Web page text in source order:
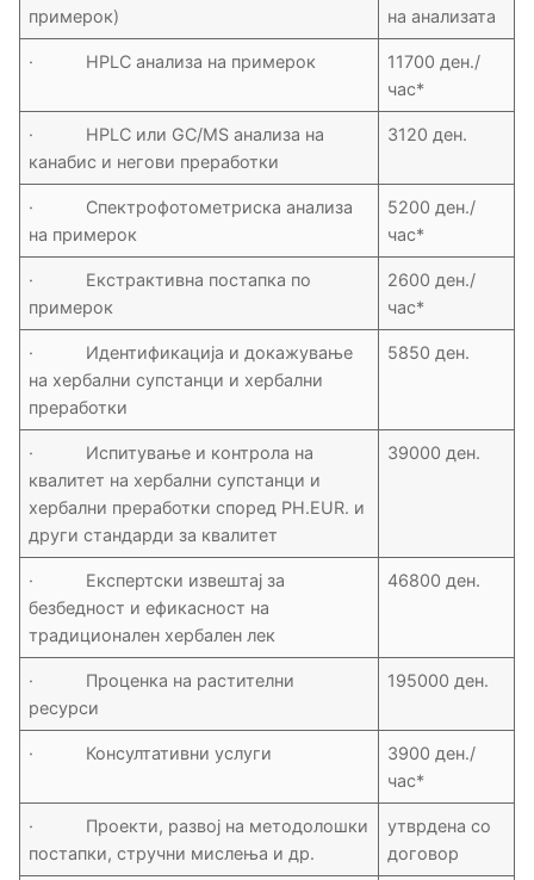
примерок)
на анализата
· HPLC анализа на примерок
11700 ден./
час*
· HPLC или GC/MS анализа на
канабис и негови преработки
3120 ден.
· Спектрофотометриска анализа
на примерок
5200 ден./
час*
· Екстрактивна постапка по
примерок
2600 ден./
час*
· Идентификација и докажување
на хербални супстанци и хербални
преработки
5850 ден.
· Испитување и контрола на
квалитет на хербални супстанци и
хербални преработки според PH.EUR. и
други стандарди за квалитет
39000 ден.
· Експертски извештај за
безбедност и ефикасност на
традиционален хербален лек
46800 ден.
· Проценка на растителни
ресурси
195000 ден.
· Консултативни услуги
3900 ден./
час*
· Проекти, развој на методолошки
постапки, стручни мислења и др.
утврдена со
договор